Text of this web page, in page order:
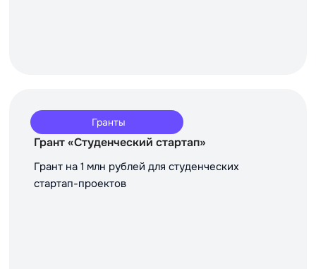
Гранты
Грант «Студенческий стартап»
Грант на 1 млн рублей для студенческих
стартап-проектов